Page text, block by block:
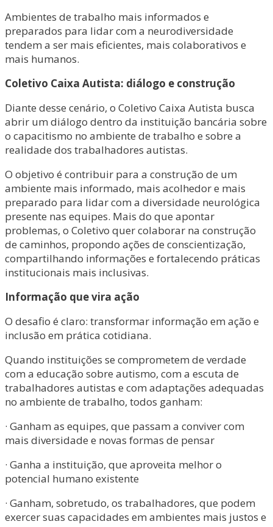
Ambientes de trabalho mais informados e
preparados para lidar com a neurodiversidade
tendem a ser mais eficientes, mais colaborativos e
mais humanos.
Coletivo Caixa Autista: diálogo e construção
Diante desse cenário, o Coletivo Caixa Autista busca
abrir um diálogo dentro da instituição bancária sobre
o capacitismo no ambiente de trabalho e sobre a
realidade dos trabalhadores autistas.
O objetivo é contribuir para a construção de um
ambiente mais informado, mais acolhedor e mais
preparado para lidar com a diversidade neurológica
presente nas equipes. Mais do que apontar
problemas, o Coletivo quer colaborar na construção
de caminhos, propondo ações de conscientização,
compartilhando informações e fortalecendo práticas
institucionais mais inclusivas.
Informação que vira ação
O desafio é claro: transformar informação em ação e
inclusão em prática cotidiana.
Quando instituições se comprometem de verdade
com a educação sobre autismo, com a escuta de
trabalhadores autistas e com adaptações adequadas
no ambiente de trabalho, todos ganham:
· Ganham as equipes, que passam a conviver com
mais diversidade e novas formas de pensar
· Ganha a instituição, que aproveita melhor o
potencial humano existente
· Ganham, sobretudo, os trabalhadores, que podem
exercer suas capacidades em ambientes mais justos e